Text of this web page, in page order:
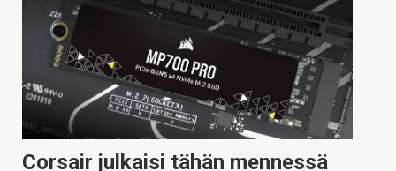
HINTA.FI
KAUPPA
VAIHDA TEEMA
Corsair julkaisi tähän mennessä